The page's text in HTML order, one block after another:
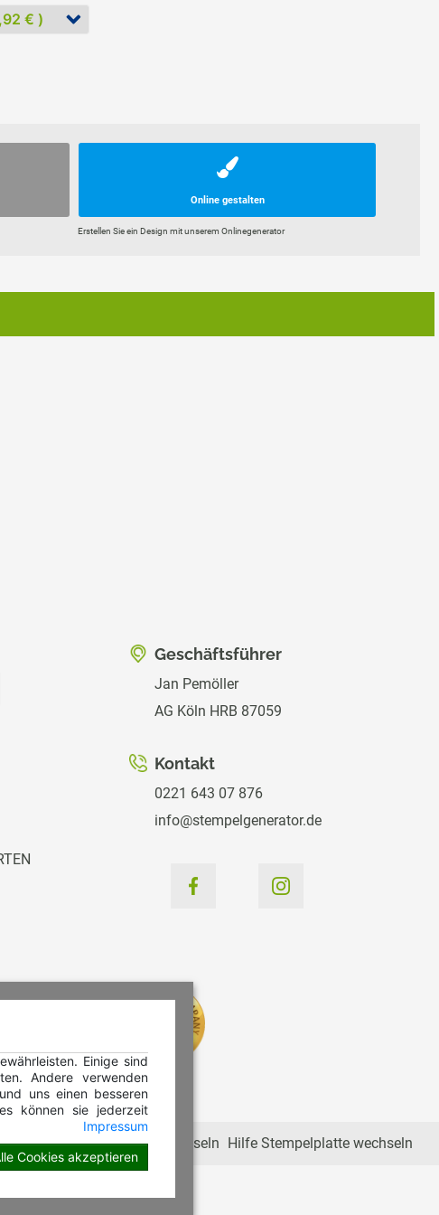
Einige sind
Andere verwenden
uns einen besseren
können sie jederzeit
Impressum
Cookies akzeptieren
Online gestalten
Erstellen Sie ein Design mit unserem Onlinegenerator
Geschäftsführer
Jan Pemöller
AG Köln HRB 87059
Kontakt
0221 643 07 876
info@stempelgenerator.de
Hilfe Stempelkissen wechseln Hilfe Stempelplatte wechseln